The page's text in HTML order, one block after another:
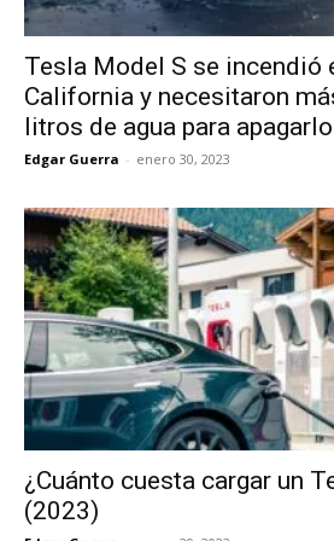
Tesla Model S se incendió
California y necesitaron
litros de agua para apagarlo
Edgar Guerra - enero 30, 2023
¿Cuánto cuesta cargar un
(2023)